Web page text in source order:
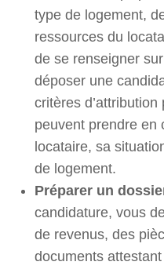
type de logement,
ressources du
de se renseigner
déposer une
critères
peuvent prendre en
locataire, sa
de logement.
Préparer un
candidature, vous
de revenus, des
documents